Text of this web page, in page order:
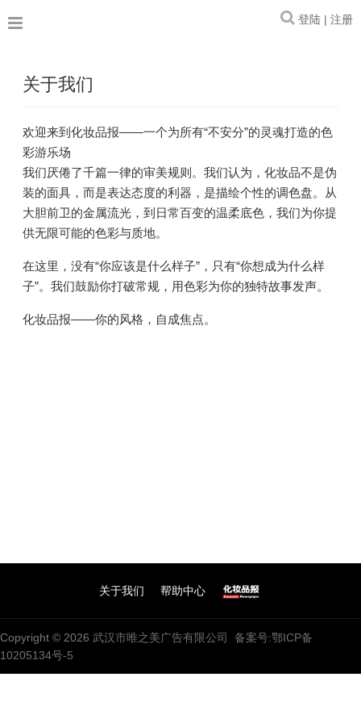
登陆 | 注册
关于我们
欢迎来到化妆品报——一个为所有“不安分”的灵魂打造的色
彩游乐场
我们厌倦了千篇一律的审美规则。我们认为，化妆品不是伪
装的面具，而是表达态度的利器，是描绘个性的调色盘。从
大胆前卫的金属流光，到日常百变的温柔底色，我们为你提
供无限可能的色彩与质地。
在这里，没有“你应该是什么样子”，只有“你想成为什么样
子”。我们鼓励你打破常规，用色彩为你的独特故事发声。
化妆品报——你的风格，自成焦点。
关于我们 帮助中心
Copyright © 2026 武汉市唯之美广告有限公司
备案号:鄂ICP备
10205134号-5